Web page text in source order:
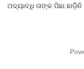
ଅଦ୍ୟାବଧି ତାଙ୍କ ପିଛା ଛାଡ଼ିନି